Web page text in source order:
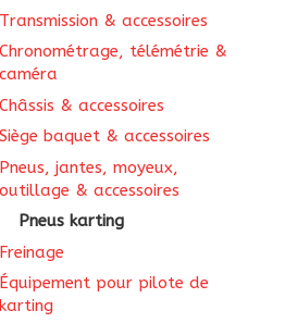
Transmission & accessoires
Chronométrage, télémétrie &
caméra
Châssis & accessoires
Siège baquet & accessoires
Pneus, jantes, moyeux,
outillage & accessoires
Pneus karting
Freinage
Équipement pour pilote de
karting